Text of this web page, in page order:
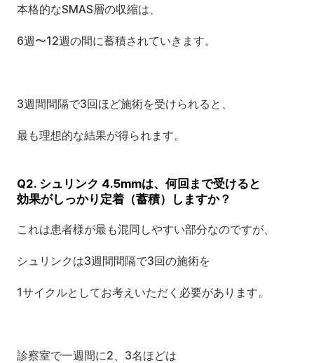
本格的なSMAS層の収縮は、
6週〜12週の間に蓄積されていきます。
3週間間隔で3回ほど施術を受けられると、
最も理想的な結果が得られます。
Q2. シュリンク 4.5mmは、何回まで受けると
効果がしっかり定着（蓄積）しますか？
これは患者様が最も混同しやすい部分なのですが、
シュリンクは3週間間隔で3回の施術を
1サイクルとしてお考えいただく必要があります。
診察室で一週間に2、3名ほどは